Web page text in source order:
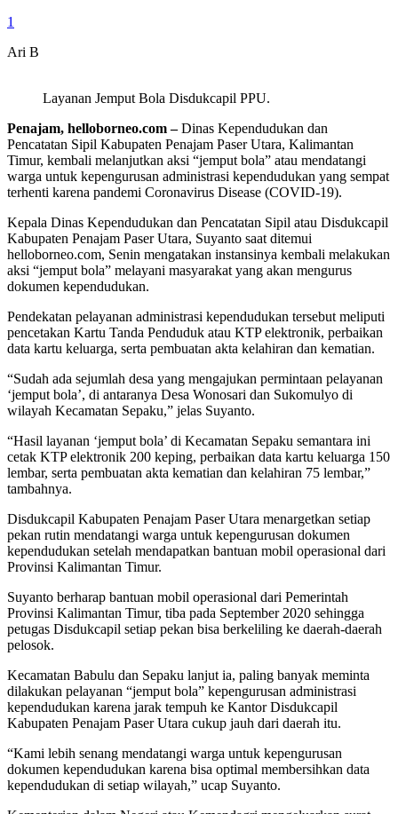
1
Ari B
Layanan Jemput Bola Disdukcapil PPU.
Penajam, helloborneo.com –Dinas Kependudukan dan
Pencatatan Sipil Kabupaten Penajam Paser Utara, Kalimantan
Timur, kembali melanjutkan aksi “jemput bola” atau mendatangi
warga untuk kepengurusan administrasi kependudukan yang sempat
terhenti karena pandemi Coronavirus Disease (COVID-19).
Kepala Dinas Kependudukan dan Pencatatan Sipil atau Disdukcapil
Kabupaten Penajam Paser Utara, Suyanto saat ditemui
helloborneo.com, Senin mengatakan instansinya kembali melakukan
aksi “jemput bola” melayani masyarakat yang akan mengurus
dokumen kependudukan.
Pendekatan pelayanan administrasi kependudukan tersebut meliputi
pencetakan Kartu Tanda Penduduk atau KTP elektronik, perbaikan
data kartu keluarga, serta pembuatan akta kelahiran dan kematian.
“Sudah ada sejumlah desa yang mengajukan permintaan pelayanan
‘jemput bola’, di antaranya Desa Wonosari dan Sukomulyo di
wilayah Kecamatan Sepaku,” jelas Suyanto.
“Hasil layanan ‘jemput bola’ di Kecamatan Sepaku semantara ini
cetak KTP elektronik 200 keping, perbaikan data kartu keluarga 150
lembar, serta pembuatan akta kematian dan kelahiran 75 lembar,”
tambahnya.
Disdukcapil Kabupaten Penajam Paser Utara menargetkan setiap
pekan rutin mendatangi warga untuk kepengurusan dokumen
kependudukan setelah mendapatkan bantuan mobil operasional dari
Provinsi Kalimantan Timur.
Suyanto berharap bantuan mobil operasional dari Pemerintah
Provinsi Kalimantan Timur, tiba pada September 2020 sehingga
petugas Disdukcapil setiap pekan bisa berkeliling ke daerah-daerah
pelosok.
Kecamatan Babulu dan Sepaku lanjut ia, paling banyak meminta
dilakukan pelayanan “jemput bola” kepengurusan administrasi
kependudukan karena jarak tempuh ke Kantor Disdukcapil
Kabupaten Penajam Paser Utara cukup jauh dari daerah itu.
“Kami lebih senang mendatangi warga untuk kepengurusan
dokumen kependudukan karena bisa optimal membersihkan data
kependudukan di setiap wilayah,” ucap Suyanto.